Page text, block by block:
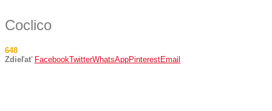
Coclico
648
Zdieľať FacebookTwitterWhatsAppPinterestEmail